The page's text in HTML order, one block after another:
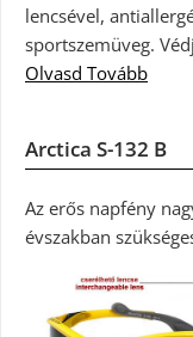
lencsével,
sportszemüveg.
Olvasd Tovább
Arctica S-132 B
Az erős napfény
évszakban